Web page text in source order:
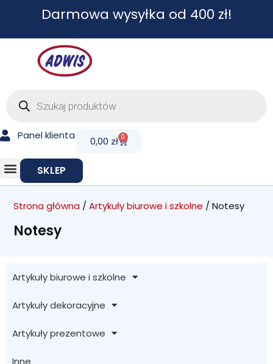
Darmowa wysyłka od 400 zł!
Panel klienta 0,00 zł 0
Cart
SKLEP
Strona główna /Artykuły biurowe i szkolne / Notesy
Notesy
Artykuły biurowe i szkolne
Artykuły dekoracyjne
Artykuły prezentowe
Inne